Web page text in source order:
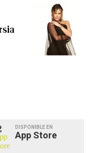
DISPONIBLE EN
App Store